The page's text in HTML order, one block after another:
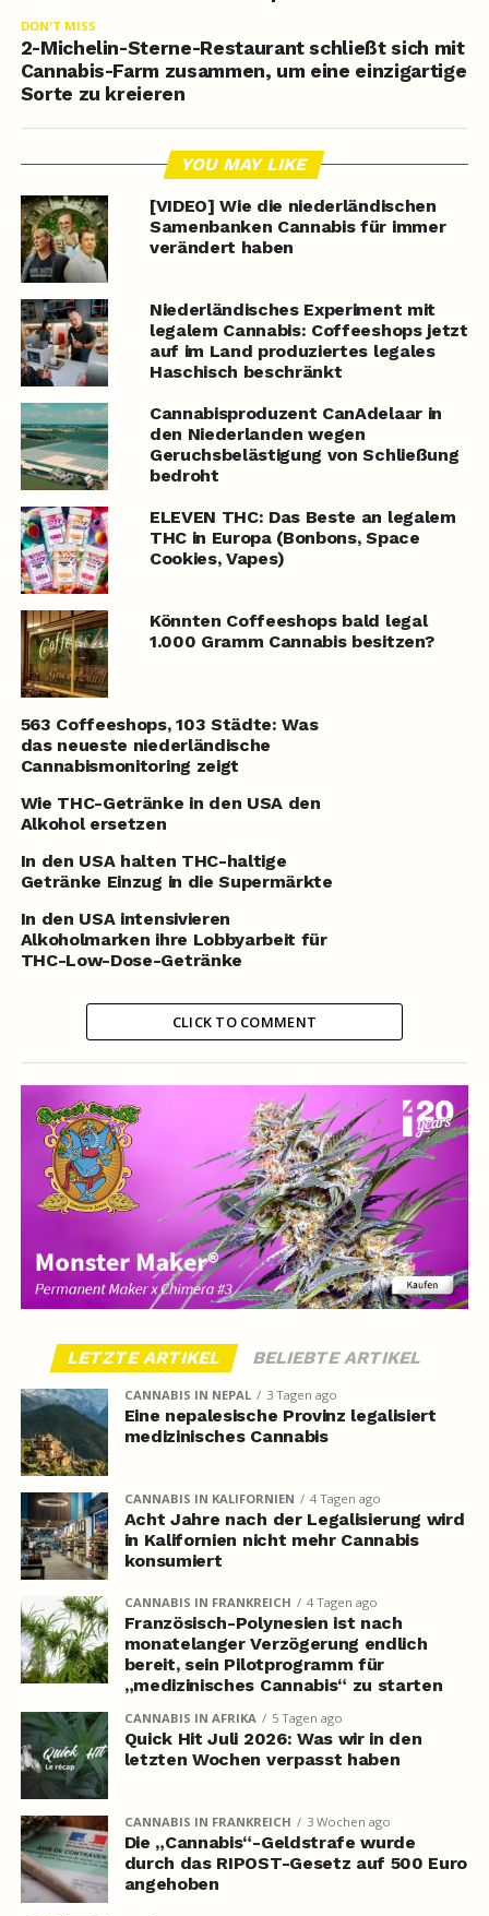
DON'T MISS
2-Michelin-Sterne-Restaurant schließt sich mit
Cannabis-Farm zusammen, um eine einzigartige
Sorte zu kreieren
YOU MAY LIKE
[VIDEO] Wie die niederländischen
Samenbanken Cannabis für immer
verändert haben
Niederländisches Experiment mit
legalem Cannabis: Coffeeshops jetzt
auf im Land produziertes legales
Haschisch beschränkt
Cannabisproduzent CanAdelaar in
den Niederlanden wegen
Geruchsbelästigung von Schließung
bedroht
ELEVEN THC: Das Beste an legalem
THC in Europa (Bonbons, Space
Cookies, Vapes)
Könnten Coffeeshops bald legal
1.000 Gramm Cannabis besitzen?
563 Coffeeshops, 103 Städte: Was
das neueste niederländische
Cannabismonitoring zeigt
Wie THC-Getränke in den USA den
Alkohol ersetzen
In den USA halten THC-haltige
Getränke Einzug in die Supermärkte
In den USA intensivieren
Alkoholmarken ihre Lobbyarbeit für
THC-Low-Dose-Getränke
CLICK TO COMMENT
LETZTE ARTIKEL BELIEBTE ARTIKEL
CANNABIS IN NEPAL 3 Tagen ago
Eine nepalesische Provinz legalisiert
medizinisches Cannabis
CANNABIS IN KALIFORNIEN 4 Tagen ago
Acht Jahre nach der Legalisierung wird
in Kalifornien nicht mehr Cannabis
konsumiert
CANNABIS IN FRANKREICH 4 Tagen ago
Französisch-Polynesien ist nach
monatelanger Verzögerung endlich
bereit, sein Pilotprogramm für
„medizinisches Cannabis“ zu starten
CANNABIS IN AFRIKA 5 Tagen ago
Quick Hit Juli 2026: Was wir in den
letzten Wochen verpasst haben
CANNABIS IN FRANKREICH 3 Wochen ago
Die „Cannabis“-Geldstrafe wurde
durch das RIPOST-Gesetz auf 500 Euro
angehoben